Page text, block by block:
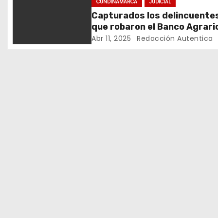
d
CUNDINAMARCA JUDICIAL
Capturados los
que robaron el Banco
El Colegio, Cundinamarca
Abr 11, 2025 Redacción Autentica